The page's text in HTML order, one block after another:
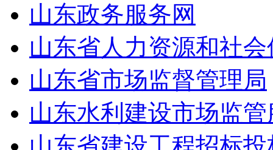
山东政务服务网
山东省人力资源和社
山东省市场监督管理局
山东水利建设市场监